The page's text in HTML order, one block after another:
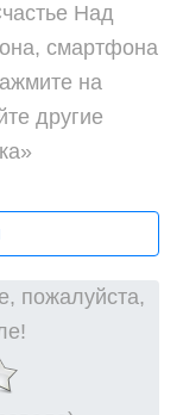
Над
смартфона
на
другие
пожалуйста,